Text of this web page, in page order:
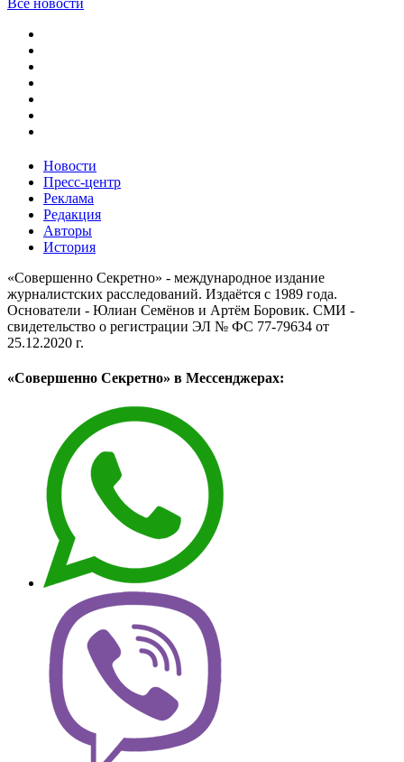
Все новости
Новости
Пресс-центр
Реклама
Редакция
Авторы
История
«Совершенно Секретно» - международное издание
журналистских расследований. Издаётся с 1989 года.
Основатели - Юлиан Семёнов и Артём Боровик. CМИ -
свидетельство о регистрации ЭЛ № ФС 77-79634 от
25.12.2020 г.
«Совершенно Секретно» в Мессенджерах: